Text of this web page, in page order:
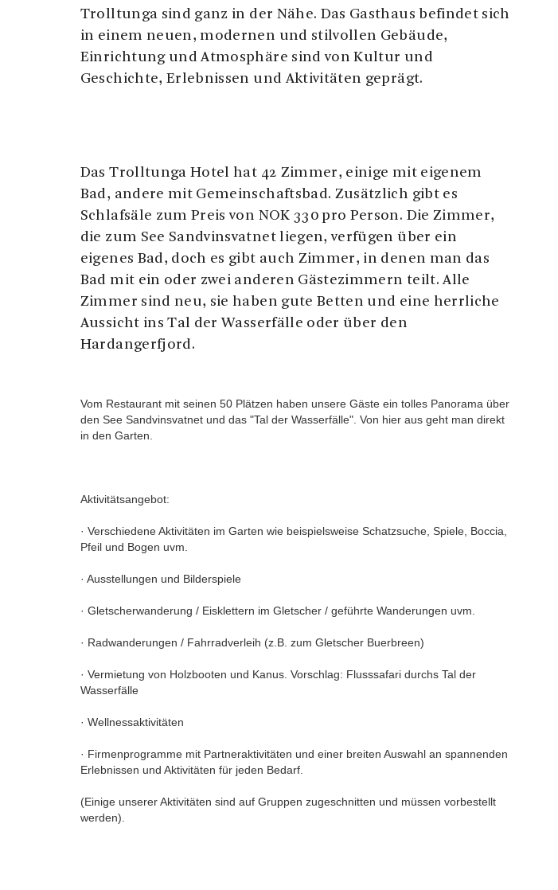
Trolltunga sind ganz in der Nähe. Das Gasthaus befindet sich
in einem neuen, modernen und stilvollen Gebäude,
Einrichtung und Atmosphäre sind von Kultur und
Geschichte, Erlebnissen und Aktivitäten geprägt.
Das Trolltunga Hotel hat 42 Zimmer, einige mit eigenem
Bad, andere mit Gemeinschaftsbad. Zusätzlich gibt es
Schlafsäle zum Preis von NOK 330 pro Person. Die Zimmer,
die zum See Sandvinsvatnet liegen, verfügen über ein
eigenes Bad, doch es gibt auch Zimmer, in denen man das
Bad mit ein oder zwei anderen Gästezimmern teilt. Alle
Zimmer sind neu, sie haben gute Betten und eine herrliche
Aussicht ins Tal der Wasserfälle oder über den
Hardangerfjord.
Vom Restaurant mit seinen 50 Plätzen haben unsere Gäste ein tolles Panorama über
den See Sandvinsvatnet und das "Tal der Wasserfälle". Von hier aus geht man direkt
in den Garten.
Aktivitätsangebot:
· Verschiedene Aktivitäten im Garten wie beispielsweise Schatzsuche, Spiele, Boccia,
Pfeil und Bogen uvm.
· Ausstellungen und Bilderspiele
· Gletscherwanderung / Eisklettern im Gletscher / geführte Wanderungen uvm.
· Radwanderungen / Fahrradverleih (z.B. zum Gletscher Buerbreen)
· Vermietung von Holzbooten und Kanus. Vorschlag: Flusssafari durchs Tal der
Wasserfälle
· Wellnessaktivitäten
· Firmenprogramme mit Partneraktivitäten und einer breiten Auswahl an spannenden
Erlebnissen und Aktivitäten für jeden Bedarf.
(Einige unserer Aktivitäten sind auf Gruppen zugeschnitten und müssen vorbestellt
werden).